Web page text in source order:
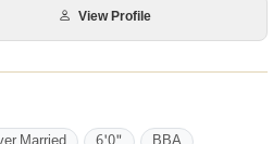
View Profile